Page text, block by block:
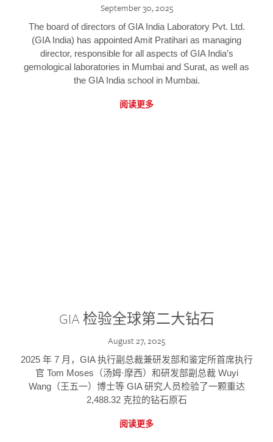
September 30, 2025
The board of directors of GIA India Laboratory Pvt. Ltd.
(GIA India) has appointed Amit Pratihari as managing
director, responsible for all aspects of GIA India’s
gemological laboratories in Mumbai and Surat, as well as
the GIA India school in Mumbai.
阅读更多
GIA 检验全球第二大钻石
August 27, 2025
2025 年 7 月，GIA 执行副总裁兼研发部和鉴定所首席执行
官 Tom Moses（汤姆·摩西）和研发部副总裁 Wuyi
Wang（王五一）博士等 GIA 研究人员检验了一颗重达
2,488.32 克拉的钻石原石
阅读更多